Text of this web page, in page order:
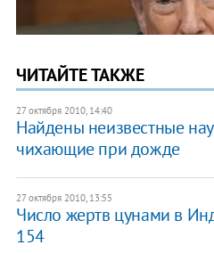
ЧИТАЙТЕ ТАКЖЕ
27 октября 2010, 14:40
Найдены неизвестные
чихающие при дожде
27 октября 2010, 13:55
Число жертв цунами в
154